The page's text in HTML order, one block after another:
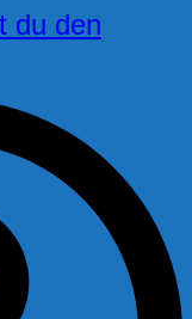
du den